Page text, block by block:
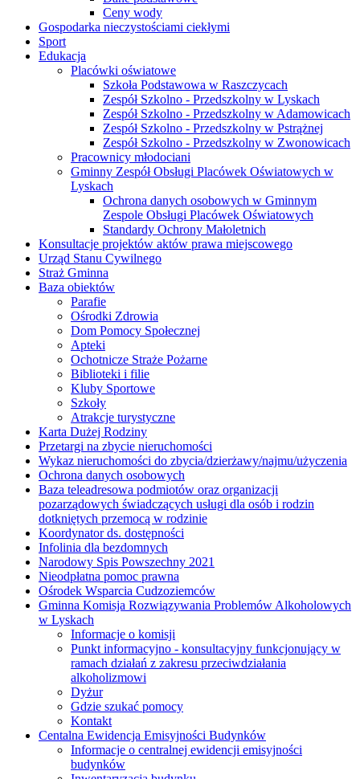
Ceny wody
Gospodarka nieczystościami ciekłymi
Sport
Edukacja
Placówki oświatowe
Szkoła Podstawowa w Raszczycach
Zespół Szkolno - Przedszkolny w Lyskach
Zespół Szkolno - Przedszkolny w Adamowicach
Zespół Szkolno - Przedszkolny w Pstrążnej
Zespół Szkolno - Przedszkolny w Zwonowicach
Pracownicy młodociani
Gminny Zespół Obsługi Placówek Oświatowych w
Lyskach
Ochrona danych osobowych w Gminnym
Zespole Obsługi Placówek Oświatowych
Standardy Ochrony Małoletnich
Konsultacje projektów aktów prawa miejscowego
Urząd Stanu Cywilnego
Straż Gminna
Baza obiektów
Parafie
Ośrodki Zdrowia
Dom Pomocy Społecznej
Apteki
Ochotnicze Straże Pożarne
Biblioteki i filie
Kluby Sportowe
Szkoły
Atrakcje turystyczne
Karta Dużej Rodziny
Przetargi na zbycie nieruchomości
Wykaz nieruchomości do zbycia/dzierżawy/najmu/użyczenia
Ochrona danych osobowych
Baza teleadresowa podmiotów oraz organizacji
pozarządowych świadczących usługi dla osób i rodzin
dotkniętych przemocą w rodzinie
Koordynator ds. dostępności
Infolinia dla bezdomnych
Narodowy Spis Powszechny 2021
Nieodpłatna pomoc prawna
Ośrodek Wsparcia Cudzoziemców
Gminna Komisja Rozwiązywania Problemów Alkoholowych
w Lyskach
Informacje o komisji
Punkt informacyjno - konsultacyjny funkcjonujący w
ramach działań z zakresu przeciwdziałania
alkoholizmowi
Dyżur
Gdzie szukać pomocy
Kontakt
Centalna Ewidencja Emisyjności Budynków
Informacje o centralnej ewidencji emisyjności
budynków